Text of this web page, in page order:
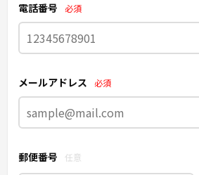
電話番号 必須
メールアドレス 必須
郵便番号 任意